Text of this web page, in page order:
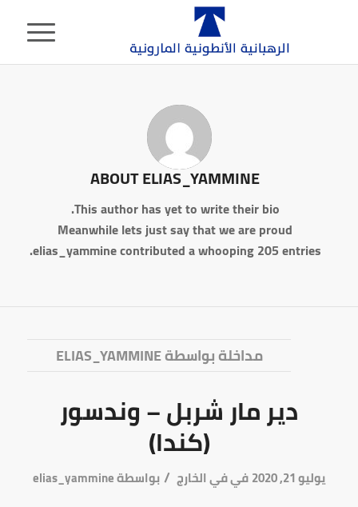
ABOUTELIAS_YAMMINE
This author has yet to write their bio.
Meanwhile lets just say that we are proud
elias_yamminecontributed a whooping 205 entries.
مداخلة بواسطة ELIAS_YAMMINE
دير مار شربل – وندسور
(كندا)
يوليو 21, 2020 فيفي الخارج /بواسطةelias_yammine